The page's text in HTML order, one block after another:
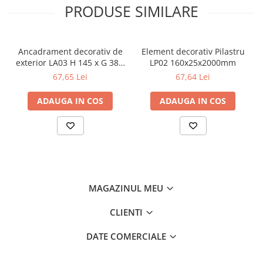
PRODUSE SIMILARE
Ancadrament decorativ de
exterior LA03 H 145 x G 38 x
L 2000 mm
67,65 Lei
ADAUGA IN COS
Element decorativ Pilastru
LP02 160x25x2000mm
67,64 Lei
ADAUGA IN COS
MAGAZINUL MEU
CLIENTI
DATE COMERCIALE